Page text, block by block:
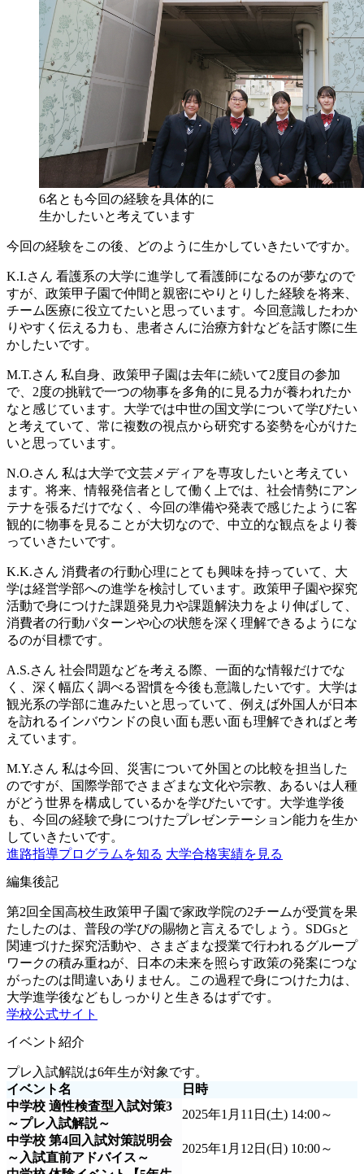
6名とも今回の経験を具体的に
生かしたいと考えています
今回の経験をこの後、どのように生かしていきたいですか。
K.I.さん 看護系の大学に進学して看護師になるのが夢なので
すが、政策甲子園で仲間と親密にやりとりした経験を将来、
チーム医療に役立てたいと思っています。今回意識したわか
りやすく伝える力も、患者さんに治療方針などを話す際に生
かしたいです。
M.T.さん 私自身、政策甲子園は去年に続いて2度目の参加
で、2度の挑戦で一つの物事を多角的に見る力が養われたか
なと感じています。大学では中世の国文学について学びたい
と考えていて、常に複数の視点から研究する姿勢を心がけた
いと思っています。
N.O.さん 私は大学で文芸メディアを専攻したいと考えてい
ます。将来、情報発信者として働く上では、社会情勢にアン
テナを張るだけでなく、今回の準備や発表で感じたように客
観的に物事を見ることが大切なので、中立的な観点をより養
っていきたいです。
K.K.さん 消費者の行動心理にとても興味を持っていて、大
学は経営学部への進学を検討しています。政策甲子園や探究
活動で身につけた課題発見力や課題解決力をより伸ばして、
消費者の行動パターンや心の状態を深く理解できるようにな
るのが目標です。
A.S.さん 社会問題などを考える際、一面的な情報だけでな
く、深く幅広く調べる習慣を今後も意識したいです。大学は
観光系の学部に進みたいと思っていて、例えば外国人が日本
を訪れるインバウンドの良い面も悪い面も理解できればと考
えています。
M.Y.さん 私は今回、災害について外国との比較を担当した
のですが、国際学部でさまざまな文化や宗教、あるいは人種
がどう世界を構成しているかを学びたいです。大学進学後
も、今回の経験で身につけたプレゼンテーション能力を生か
していきたいです。
進路指導プログラムを知る 大学合格実績を見る
編集後記
第2回全国高校生政策甲子園で家政学院の2チームが受賞を果
たしたのは、普段の学びの賜物と言えるでしょう。SDGsと
関連づけた探究活動や、さまざまな授業で行われるグループ
ワークの積み重ねが、日本の未来を照らす政策の発案につな
がったのは間違いありません。この過程で身につけた力は、
大学進学後などもしっかりと生きるはずです。
学校公式サイト
イベント紹介
プレ入試解説は6年生が対象です。
イベント名
日時
中学校 適性検査型入試対策3
～プレ入試解説～
2025年1月11日(土) 14:00～
中学校 第4回入試対策説明会
～入試直前アドバイス～
2025年1月12日(日) 10:00～